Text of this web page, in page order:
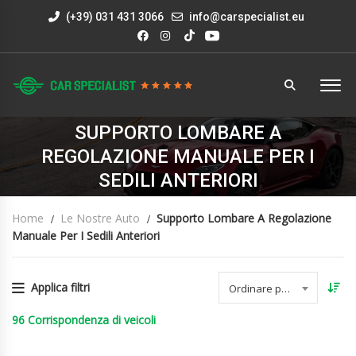
(+39) 031 431 3066 info@carspecialist.eu
SUPPORTO LOMBARE A
REGOLAZIONE MANUALE PER I
SEDILI ANTERIORI
Home Le Nostre Auto
Supporto Lombare A Regolazione
Manuale Per I Sedili Anteriori
Applica filtri Ordinare per data
96 Corrispondenza di veicoli